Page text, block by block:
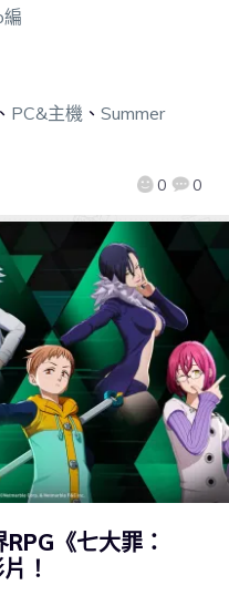
0 0
、 PC&主機、 Summer
《七大罪：
！